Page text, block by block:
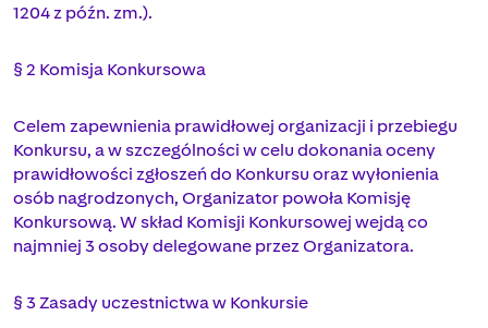
1204 z późn. zm.).
§ 2 Komisja Konkursowa
Celem zapewnienia prawidłowej organizacji i przebiegu
Konkursu, a w szczególności w celu dokonania oceny
prawidłowości zgłoszeń do Konkursu oraz wyłonienia
osób nagrodzonych, Organizator powoła Komisję
Konkursową. W skład Komisji Konkursowej wejdą co
najmniej 3 osoby delegowane przez Organizatora.
§ 3 Zasady uczestnictwa w Konkursie